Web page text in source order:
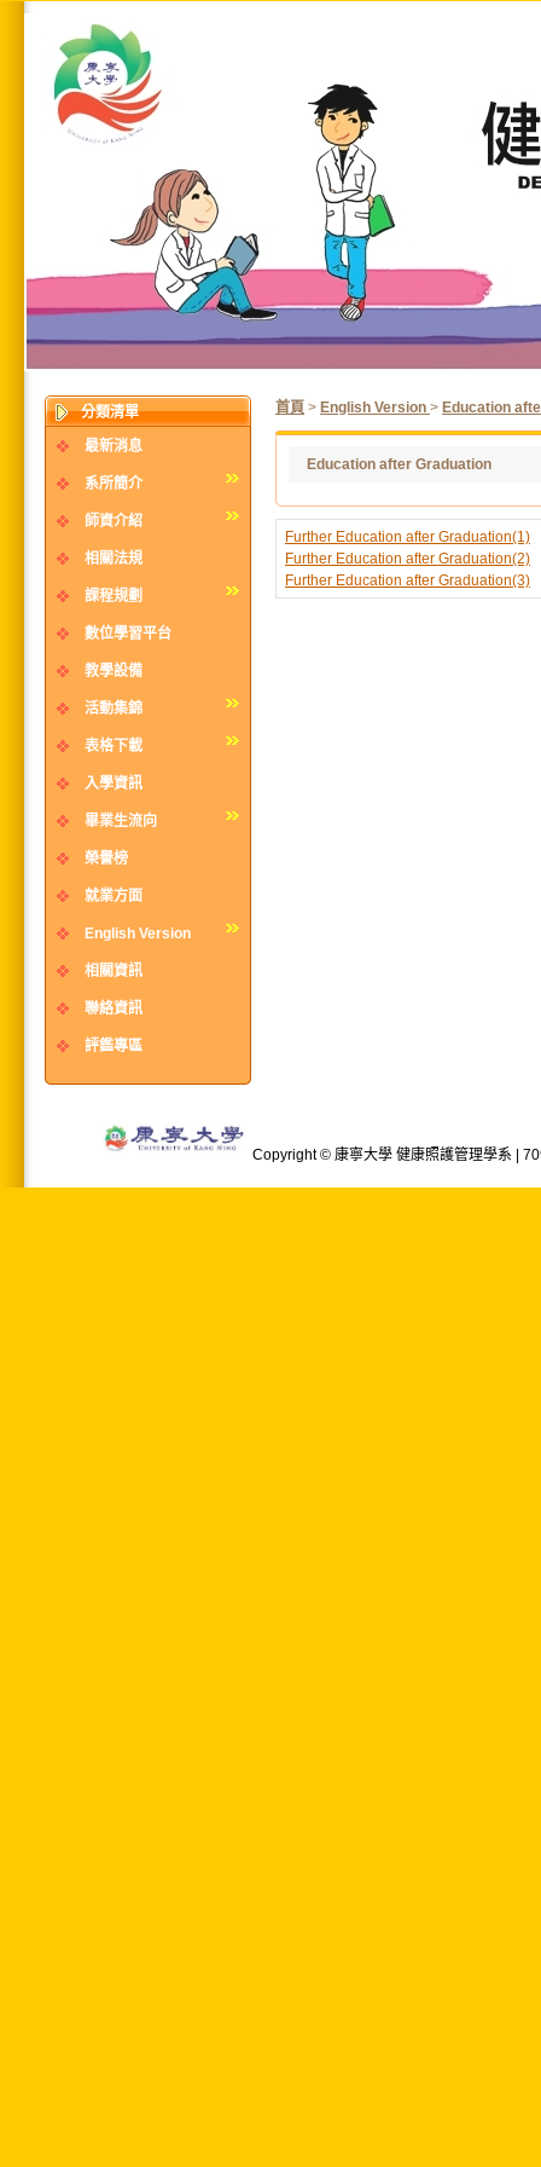
分類清單
最新消息
系所簡介
師資介紹
相關法規
課程規劃
數位學習平台
教學設備
活動集錦
表格下載
入學資訊
畢業生流向
榮譽榜
就業方面
English Version
相關資訊
聯絡資訊
評鑑專區
首頁 > English Version > Education
Education after Graduation
Further Education after Graduation(1)
Further Education after Graduation(2)
Further Education after Graduation(3)
Copyright © 康寧大學 健康照護管理學系 |